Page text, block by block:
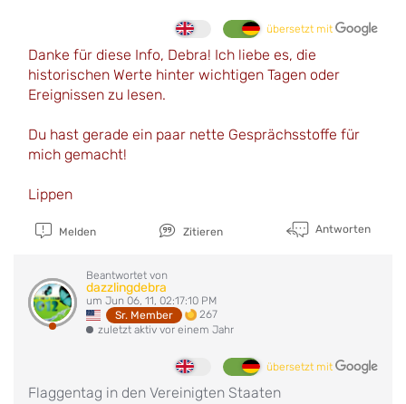
übersetzt mit
Danke für diese Info, Debra! Ich liebe es, die
historischen Werte hinter wichtigen Tagen oder
Ereignissen zu lesen.
Du hast gerade ein paar nette Gesprächsstoffe für
mich gemacht!
Lippen
Melden Zitieren Antworten
Beantwortet von
dazzlingdebra
um Jun 06, 11, 02:17:10 PM
Sr. Member
267
zuletzt aktiv vor einem Jahr
übersetzt mit
Flaggentag in den Vereinigten Staaten